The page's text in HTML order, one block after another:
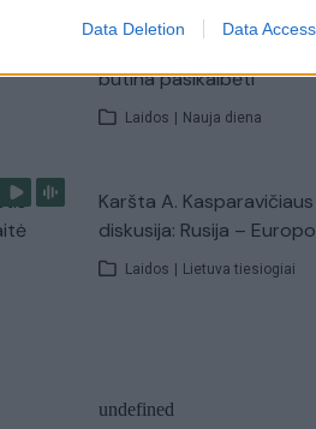
Data Deletion Data Access
Ruošiantis naujiems
būtina pasikalbėti
Laidos | Nauja diena
Karšta A.
diskusija: Rusija –
Laidos | Lietuva tiesiogiai